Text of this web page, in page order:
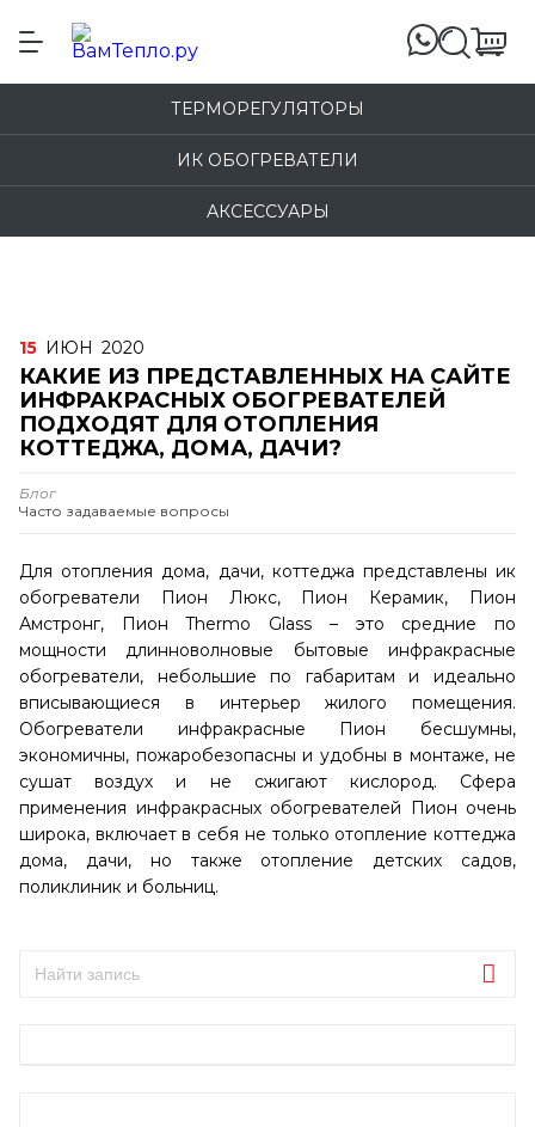
ТЕРМОРЕГУЛЯТОРЫ
ИК ОБОГРЕВАТЕЛИ
АКСЕССУАРЫ
15 ИЮН 2020
КАКИЕ ИЗ ПРЕДСТАВЛЕННЫХ НА САЙТЕ
ИНФРАКРАСНЫХ ОБОГРЕВАТЕЛЕЙ
ПОДХОДЯТ ДЛЯ ОТОПЛЕНИЯ
КОТТЕДЖА, ДОМА, ДАЧИ?
Блог
Часто задаваемые вопросы
Для отопления дома, дачи, коттеджа представлены ик
обогреватели Пион Люкс, Пион Керамик, Пион
Амстронг, Пион Thermo Glass – это средние по
мощности длинноволновые бытовые инфракрасные
обогреватели, небольшие по габаритам и идеально
вписывающиеся в интерьер жилого помещения.
Обогреватели инфракрасные Пион бесшумны,
экономичны, пожаробезопасны и удобны в монтаже, не
сушат воздух и не сжигают кислород. Сфера
применения инфракрасных обогревателей Пион очень
широка, включает в себя не только отопление коттеджа
дома, дачи, но также отопление детских садов,
поликлиник и больниц.